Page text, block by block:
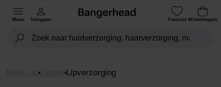
Menu Inloggen Favoriet Winkelwagen
Lippen Lipverzorging